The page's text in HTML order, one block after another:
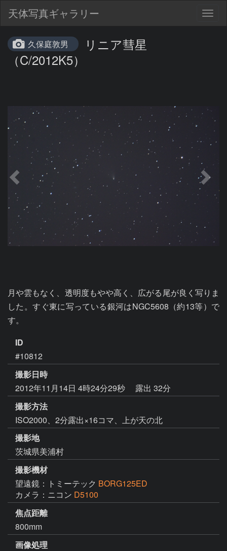
天体写真ギャラリー
久保庭敦男
リニア彗星
（C/2012K5）
月や雲もなく、透明度もやや高く、広がる尾が良く写りま
した。すぐ東に写っている銀河はNGC5608（約13等）で
す。
ID
#10812
撮影日時
2012年11月14日 4時24分29秒
露出 32分
撮影方法
ISO2000、2分露出×16コマ、上が天の北
撮影地
茨城県美浦村
撮影機材
望遠鏡：トミーテック BORG125ED
カメラ：ニコン D5100
焦点距離
800mm
画像処理